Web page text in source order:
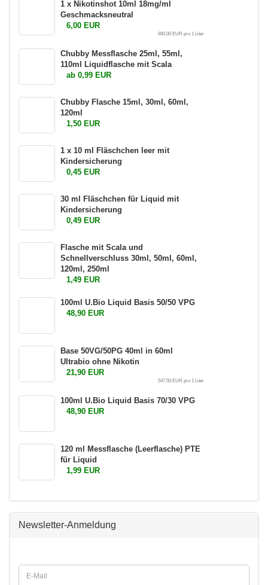
1 x Nikotinshot 10ml 18mg/ml
Geschmacksneutral
6,00 EUR
600,00 EUR pro 1 Liter
Chubby Messflasche 25ml, 55ml,
110ml Liquidflasche mit Scala
ab 0,99 EUR
Chubby Flasche 15ml, 30ml, 60ml,
120ml
1,50 EUR
1 x 10 ml Fläschchen leer mit
Kindersicherung
0,45 EUR
30 ml Fläschchen für Liquid mit
Kindersicherung
0,49 EUR
Flasche mit Scala und
Schnellverschluss 30ml, 50ml, 60ml,
120ml, 250ml
1,49 EUR
100ml U.Bio Liquid Basis 50/50 VPG
48,90 EUR
Base 50VG/50PG 40ml in 60ml
Ultrabio ohne Nikotin
21,90 EUR
547,50 EUR pro 1 Liter
100ml U.Bio Liquid Basis 70/30 VPG
48,90 EUR
120 ml Messflasche (Leerflasche) PTE
für Liquid
1,99 EUR
Newsletter-Anmeldung